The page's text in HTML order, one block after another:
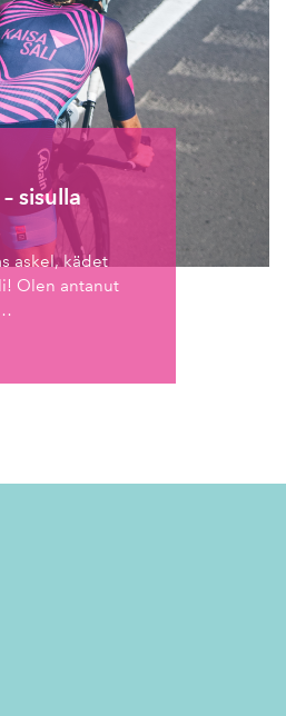
sisulla
askel, kädet
Olen antanut